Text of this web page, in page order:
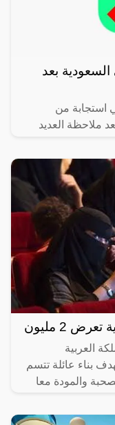
بعد
استجابة من
ملاحظة العديد
2 مليون
العربية
بناء عائلة تتسم
والمودة معا